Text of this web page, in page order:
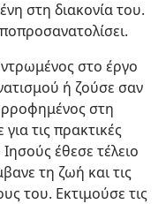
στη διακονία του.
στο έργο
ή ζούσε σαν
στη
τις πρακτικές
έθεσε τέλειο
τη ζωή και τις
του. Εκτιμούσε τις